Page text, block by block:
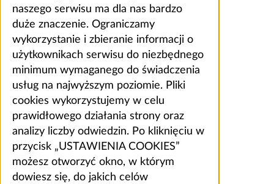
naszego serwisu ma dla nas bardzo
duże znaczenie. Ograniczamy
wykorzystanie i zbieranie informacji o
użytkownikach serwisu do niezbędnego
minimum wymaganego do świadczenia
usług na najwyższym poziomie. Pliki
cookies wykorzystujemy w celu
prawidłowego działania strony oraz
analizy liczby odwiedzin. Po kliknięciu w
przycisk „USTAWIENIA COOKIES”
możesz otworzyć okno, w którym
dowiesz się, do jakich celów